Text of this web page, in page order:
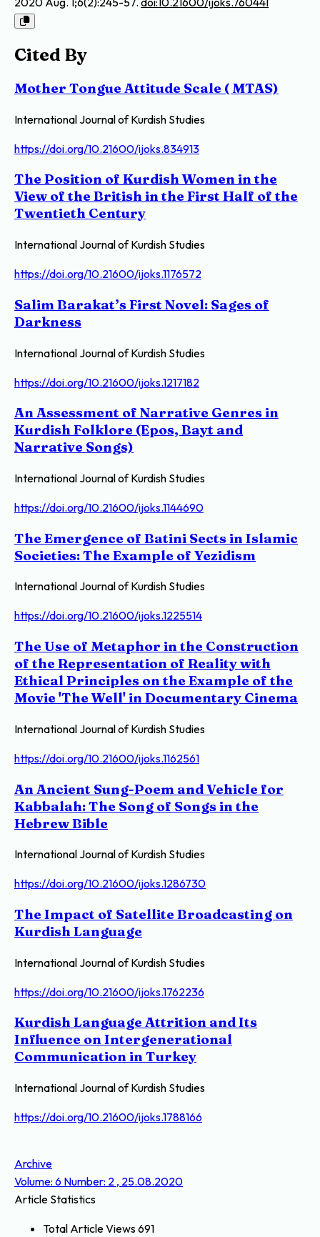
Cited By
Mother Tongue Attitude Scale ( MTAS)
International Journal of Kurdish Studies
https://doi.org/10.21600/ijoks.834913
The Position of Kurdish Women in the
View of the British in the First Half of the
Twentieth Century
International Journal of Kurdish Studies
https://doi.org/10.21600/ijoks.1176572
Salim Barakat’s First Novel: Sages of
Darkness
International Journal of Kurdish Studies
https://doi.org/10.21600/ijoks.1217182
An Assessment of Narrative Genres in
Kurdish Folklore (Epos, Bayt and
Narrative Songs)
International Journal of Kurdish Studies
https://doi.org/10.21600/ijoks.1144690
The Emergence of Batini Sects in Islamic
Societies: The Example of Yezidism
International Journal of Kurdish Studies
https://doi.org/10.21600/ijoks.1225514
The Use of Metaphor in the Construction
of the Representation of Reality with
Ethical Principles on the Example of the
Movie 'The Well' in Documentary Cinema
International Journal of Kurdish Studies
https://doi.org/10.21600/ijoks.1162561
An Ancient Sung-Poem and Vehicle for
Kabbalah: The Song of Songs in the
Hebrew Bible
International Journal of Kurdish Studies
https://doi.org/10.21600/ijoks.1286730
The Impact of Satellite Broadcasting on
Kurdish Language
International Journal of Kurdish Studies
https://doi.org/10.21600/ijoks.1762236
Kurdish Language Attrition and Its
Influence on Intergenerational
Communication in Turkey
International Journal of Kurdish Studies
https://doi.org/10.21600/ijoks.1788166
Archive
Volume: 6 Number: 2 , 25.08.2020
Article Statistics
Total Article Views691